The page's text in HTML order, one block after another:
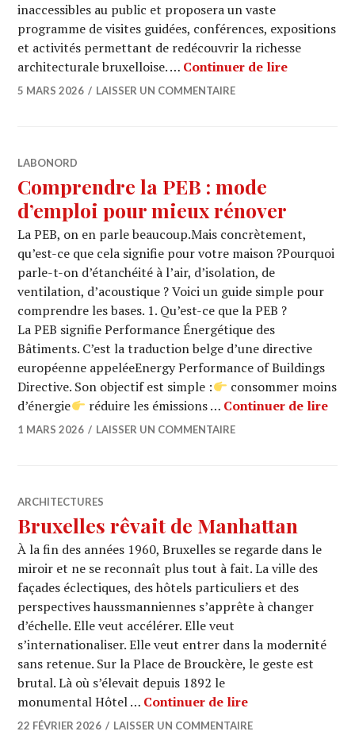
inaccessibles au public et proposera un vaste
programme de visites guidées, conférences, expositions
et activités permettant de redécouvrir la richesse
architecturale bruxelloise. … Continuer de lireBANAD
5 MARS 2026 LAISSER UN COMMENTAIRE
LABONORD
Comprendre la PEB : mode
d’emploi pour mieux rénover
La PEB, on en parle beaucoup.Mais concrètement,
qu’est-ce que cela signifie pour votre maison ?Pourquoi
parle-t-on d’étanchéité à l’air, d’isolation, de
ventilation, d’acoustique ? Voici un guide simple pour
comprendre les bases. 1. Qu’est-ce que la PEB ?
La PEB signifie Performance Énergétique des
Bâtiments. C’est la traduction belge d’une directive
européenne appeléeEnergy Performance of Buildings
Directive. Son objectif est simple :
consommer moins
d’énergie
réduire les émissions … Continuer de lire
1 MARS 2026 LAISSER UN COMMENTAIRE
ARCHITECTURES
Bruxelles rêvait de Manhattan
À la fin des années 1960, Bruxelles se regarde dans le
miroir et ne se reconnaît plus tout à fait. La ville des
façades éclectiques, des hôtels particuliers et des
perspectives haussmanniennes s’apprête à changer
d’échelle. Elle veut accélérer. Elle veut
s’internationaliser. Elle veut entrer dans la modernité
sans retenue. Sur la Place de Brouckère, le geste est
brutal. Là où s’élevait depuis 1892 le
monumental Hôtel … Continuer de lireBruxelles rêvait
22 FÉVRIER 2026 LAISSER UN COMMENTAIRE